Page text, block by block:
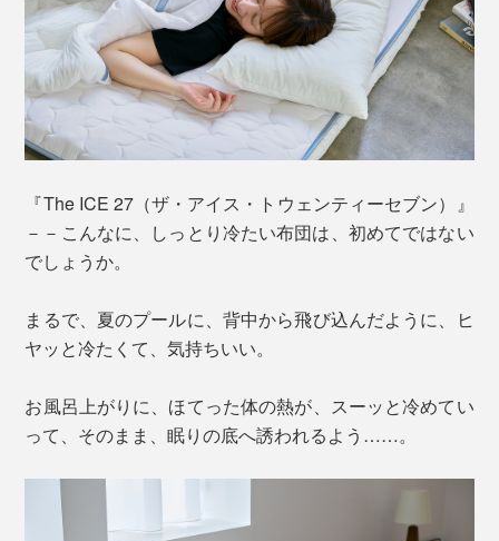
『The ICE 27（ザ・アイス・トウェンティーセブン）』
－－こんなに、しっとり冷たい布団は、初めてではない
でしょうか。
まるで、夏のプールに、背中から飛び込んだように、ヒ
ヤッと冷たくて、気持ちいい。
お風呂上がりに、ほてった体の熱が、スーッと冷めてい
って、そのまま、眠りの底へ誘われるよう……。